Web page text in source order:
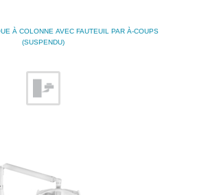
À COLONNE AVEC FAUTEUIL PAR À-COUPS
(SUSPENDU)